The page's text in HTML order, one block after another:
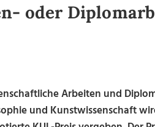
oder
Arbeiten und
und Kunstwissenschaft